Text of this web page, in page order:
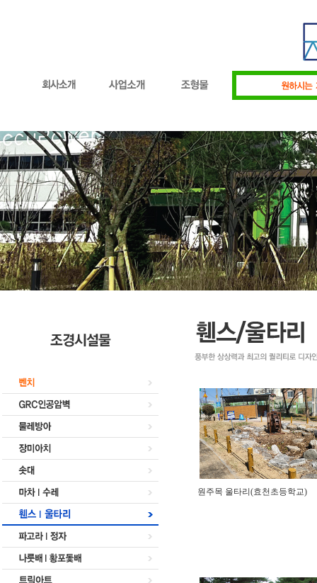
원주목 울타리(효천초등학교)